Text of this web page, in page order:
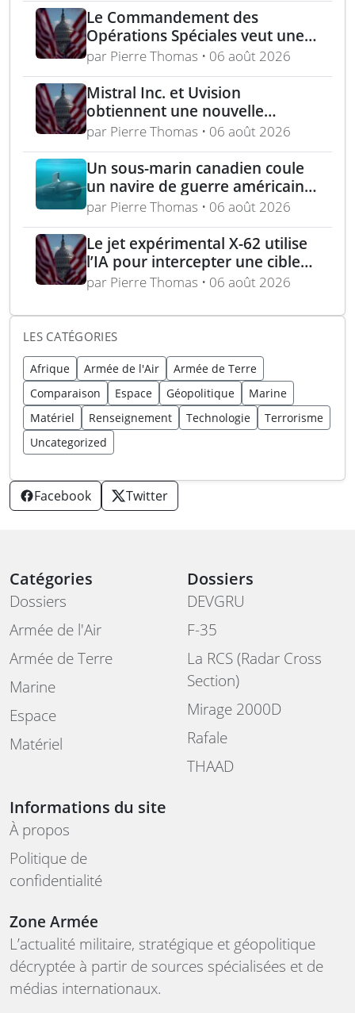
déminage
Le Commandement des
Opérations Spéciales veut une
mitrailleuse 5,56 mm de 4,5 kg
par Pierre Thomas • 06 août 2026
Mistral Inc. et Uvision
obtiennent une nouvelle
commande pour le programme
US Army Lethal Unmanned
Systems
par Pierre Thomas • 06 août 2026
Un sous-marin canadien coule
un navire de guerre américain
lors de l’exercice RIMPAC 2026
par Pierre Thomas • 06 août 2026
Le jet expérimental X-62 utilise
l’IA pour intercepter une cible
aérienne en conditions réelles
par Pierre Thomas • 06 août 2026
LES CATÉGORIES
Afrique Armée de l'Air
Armée de Terre
Comparaison
Espace Géopolitique
Marine
Matériel
Renseignement Technologie
Terrorisme
Uncategorized
Facebook Twitter
Catégories
Dossiers
Armée de l'Air
Armée de Terre
Marine
Espace
Matériel
Dossiers
DEVGRU
F-35
La RCS (Radar Cross
Section)
Mirage 2000D
Rafale
THAAD
Informations du site
À propos
Politique de
confidentialité
Zone Armée
L’actualité militaire, stratégique et géopolitique
décryptée à partir de sources spécialisées et de
médias internationaux.